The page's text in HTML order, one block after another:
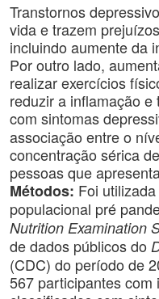
Transtornos
vida e trazem
incluindo aumente da
Por outro lado,
realizar exercícios
reduzir a inflamação
com sintomas
associação entre o
concentração sérica
pessoas que
Métodos: Foi
populacional pré
Nutrition Examination
de dados públicos do
(CDC) do período de
567 participantes